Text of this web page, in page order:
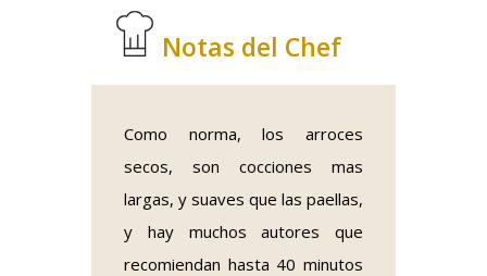
Notas del Chef
Como norma, los arroces
secos, son cocciones mas
largas, y suaves que las paellas,
y hay muchos autores que
recomiendan hasta 40 minutos